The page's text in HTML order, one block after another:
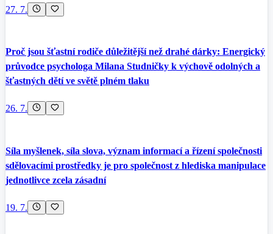
27. 7.
Proč jsou šťastní rodiče důležitější než drahé dárky: Energický
průvodce psychologa Milana Studničky k výchově odolných a
šťastných dětí ve světě plném tlaku
26. 7.
Síla myšlenek, síla slova, význam informací a řízení společnosti
sdělovacími prostředky je pro společnost z hlediska manipulace
jednotlivce zcela zásadní
19. 7.